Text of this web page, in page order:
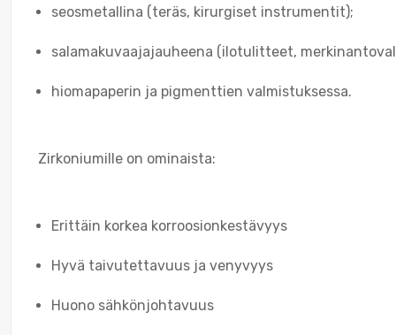
seosmetallina (teräs, kirurgiset instrumentit);
salamakuvaajajauheena (ilotulitteet,
hiomapaperin ja pigmenttien valmistuksessa.
Zirkoniumille on ominaista:
Erittäin korkea korroosionkestävyys
Hyvä taivutettavuus ja venyvyys
Huono sähkönjohtavuus